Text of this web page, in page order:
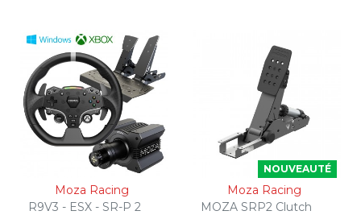
Moza Racing
R9V3 - ESX - SR-P 2
NOUVEAUTÉ
Moza Racing
MOZA SRP2 Clutch